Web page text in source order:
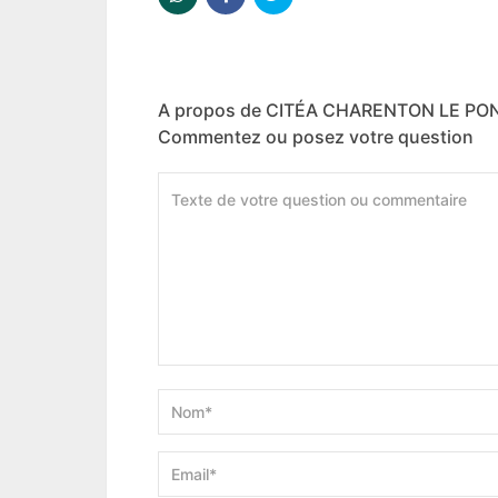
A propos de CITÉA CHARENTON LE
Commentez ou posez votre question